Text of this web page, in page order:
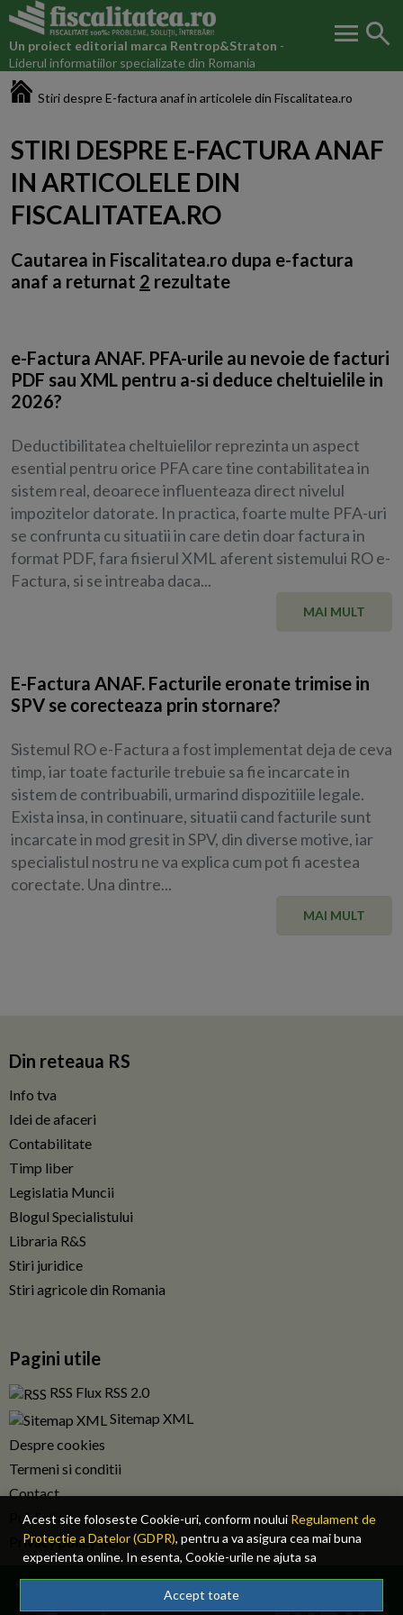
Acest site foloseste Cookie-uri, conform noului Regulament de
Protectie a Datelor (GDPR), pentru a va asigura cea mai buna
experienta online. In esenta, Cookie-urile ne ajuta sa
imbunatatim continutul de pe site, oferindu-va dvs., cititorul, o
experienta online personalizata si mult mai rapida. Ele sunt
Accept toate
Un proiect editorial marca Rentrop&Straton -
Liderul informatiilor specializate din Romania
menu search
Stiri despre E-factura anaf in articolele din Fiscalitatea.ro
STIRI DESPRE E-FACTURA ANAF
IN ARTICOLELE DIN
FISCALITATEA.RO
Cautarea in Fiscalitatea.ro dupa e-factura
anaf a returnat 2 rezultate
e-Factura ANAF. PFA-urile au nevoie de facturi
PDF sau XML pentru a-si deduce cheltuielile in
2026?
Deductibilitatea cheltuielilor reprezinta un aspect
esential pentru orice PFA care tine contabilitatea in
sistem real, deoarece influenteaza direct nivelul
impozitelor datorate. In practica, foarte multe PFA-uri
se confrunta cu situatii in care detin doar factura in
format PDF, fara fisierul XML aferent sistemului RO e-
Factura, si se intreaba daca...
MAI MULT
E-Factura ANAF. Facturile eronate trimise in
SPV se corecteaza prin stornare?
Sistemul RO e-Factura a fost implementat deja de ceva
timp, iar toate facturile trebuie sa fie incarcate in
sistem de contribuabili, urmarind dispozitiile legale.
Exista insa, in continuare, situatii cand facturile sunt
incarcate in mod gresit in SPV, din diverse motive, iar
specialistul nostru ne va explica cum pot fi acestea
corectate. Una dintre...
MAI MULT
Din reteaua RS
Info tva
Idei de afaceri
Contabilitate
Timp liber
Legislatia Muncii
Blogul Specialistului
Libraria R&S
Stiri juridice
Stiri agricole din Romania
Pagini utile
RSS Flux RSS 2.0
Sitemap XML
Despre cookies
Termeni si conditii
Contact
Publicitate
Privacy policy RO
© 2026 Fiscalitatea.ro. Toate drepturile rezervate.